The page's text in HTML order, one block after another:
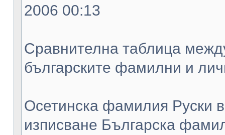
2006 00:13
Сравнителна таблица
българските фамилни и
Осетинска фамилия Руски
изписване Българска